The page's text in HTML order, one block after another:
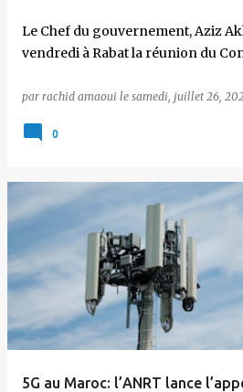
Le Chef du gouvernement, Aziz
vendredi à Rabat la réunion du
par rachid amaoui le samedi, juillet 26,
0
5G au Maroc: l’ANRT lance